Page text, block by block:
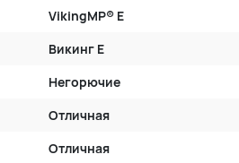
VikingMP® E
Викинг Е
Негорючие
Отличная
Отличная